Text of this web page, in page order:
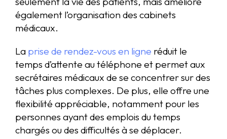
également l’organisation des cabinets
médicaux.
La prise de rendez-vous en ligne réduit le
temps d’attente au téléphone et permet aux
secrétaires médicaux de se concentrer sur des
tâches plus complexes. De plus, elle offre une
flexibilité appréciable, notamment pour les
personnes ayant des emplois du temps
chargés ou des difficultés à se déplacer.